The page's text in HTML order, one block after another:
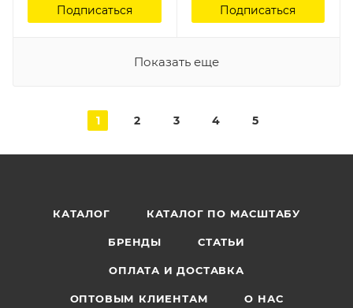
Подписаться Подписаться
Показать еще
1 2 3 4 5
КАТАЛОГ КАТАЛОГ ПО МАСШТАБУ
БРЕНДЫ СТАТЬИ
ОПЛАТА И ДОСТАВКА
ОПТОВЫМ КЛИЕНТАМ О НАС